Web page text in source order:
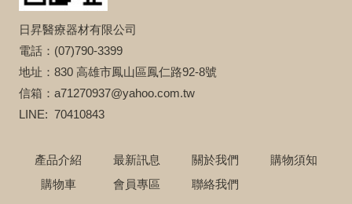
日昇醫療器材有限公司
電話：(07)790-3399
地址：830 高雄市鳳山區鳳仁路92-8號
信箱：a71270937@yahoo.com.tw
LINE: 70410843
產品介紹 最新訊息 關於我們
購物須知
購物車
會員專區 聯絡我們